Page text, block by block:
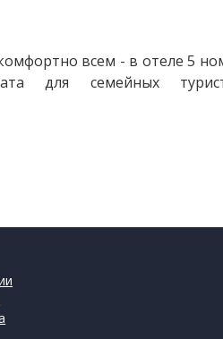
всем - в отеле 5
для семейных